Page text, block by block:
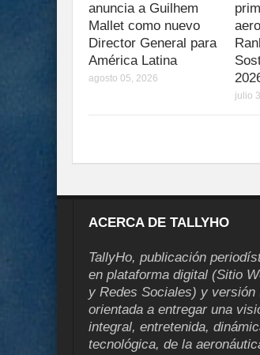
anuncia a Guilhem
Mallet como nuevo
Director General para
América Latina
agosto 05, 2026
julio
ACERCA DE TALLYHO
TallyHo, publicación
en plataforma digital (Sitio
y Redes Sociales) y versión
orientada a entregar una
integral, entretenida,
tecnológica, de la